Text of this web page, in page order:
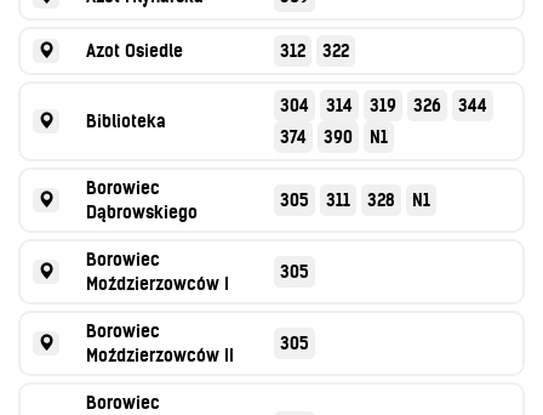
Centrum Obsługi Klienta
Multimedia
Uwagi i wnioski
Azot Osiedle 312 322
Biblioteka
304 314 319 326
344
374
390 N1
Borowiec
Dąbrowskiego
305 311 328 N1
Borowiec
Moździerzowców I
305
Borowiec
Moździerzowców II
305
Borowiec